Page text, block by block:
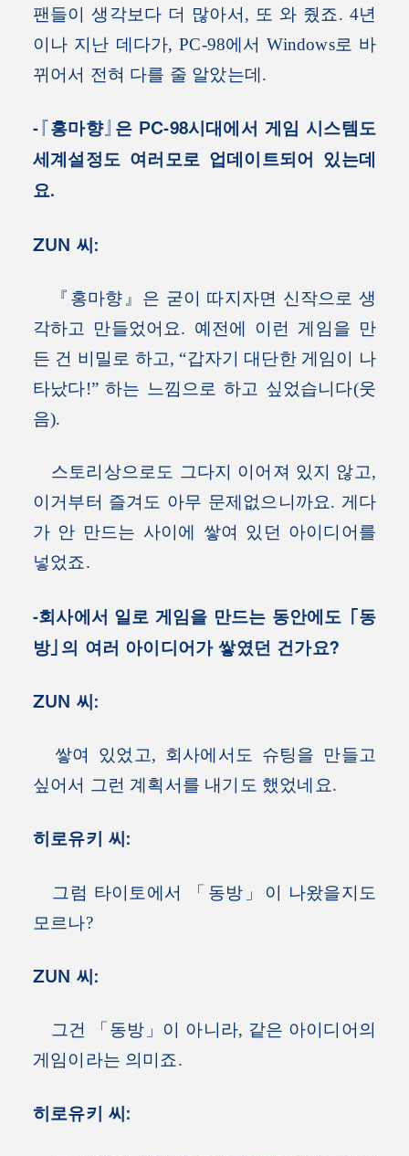
팬들이 생각보다 더 많아서, 또 와 줬죠. 4년
이나 지난 데다가, PC-98에서 Windows로 바
뀌어서 전혀 다를 줄 알았는데.
-『홍마향』은 PC-98시대에서 게임 시스템도
세계설정도 여러모로 업데이트되어 있는데
요.
ZUN 씨:
『홍마향』은 굳이 따지자면 신작으로 생
각하고 만들었어요. 예전에 이런 게임을 만
든 건 비밀로 하고, “갑자기 대단한 게임이 나
타났다!” 하는 느낌으로 하고 싶었습니다(웃
음).
스토리상으로도 그다지 이어져 있지 않고,
이거부터 즐겨도 아무 문제없으니까요. 게다
가 안 만드는 사이에 쌓여 있던 아이디어를
넣었죠.
-회사에서 일로 게임을 만드는 동안에도 「동
방」의 여러 아이디어가 쌓였던 건가요?
ZUN 씨:
쌓여 있었고, 회사에서도 슈팅을 만들고
싶어서 그런 계획서를 내기도 했었네요.
히로유키 씨:
그럼 타이토에서 「동방」이 나왔을지도
모르나?
ZUN 씨:
그건 「동방」이 아니라, 같은 아이디어의
게임이라는 의미죠.
히로유키 씨: